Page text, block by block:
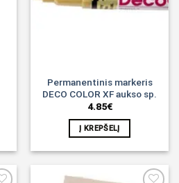
Permanentinis markeris
DECO COLOR XF aukso sp.
4.85€
Į KREPŠELĮ